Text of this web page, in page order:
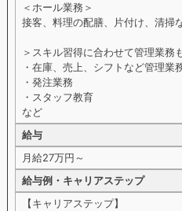
＜ホール業務＞
接客、料理の配膳、片付け、清掃
＞スキル習得に合わせて管理業務
・在庫、売上、シフトなど管理業
・発注業務
・スタッフ教育
など
給与
月給27万円～
給与例・キャリアステップ
【キャリアステップ】